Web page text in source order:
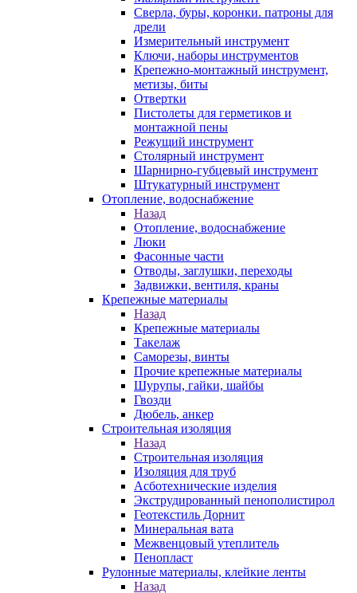
Сверла, буры, коронки. патроны для
дрели
Измерительный инструмент
Ключи, наборы инструментов
Крепежно-монтажный инструмент,
метизы, биты
Отвертки
Пистолеты для герметиков и
монтажной пены
Режущий инструмент
Столярный инструмент
Шарнирно-губцевый инструмент
Штукатурный инструмент
Отопление, водоснабжение
Назад
Отопление, водоснабжение
Люки
Фасонные части
Отводы, заглушки, переходы
Задвижки, вентиля, краны
Крепежные материалы
Назад
Крепежные материалы
Такелаж
Саморезы, винты
Прочие крепежные материалы
Шурупы, гайки, шайбы
Гвозди
Дюбель, анкер
Строительная изоляция
Назад
Строительная изоляция
Изоляция для труб
Асботехнические изделия
Экструдированный пенополистирол
Геотекстиль Дорнит
Минеральная вата
Межвенцовый утеплитель
Пенопласт
Рулонные материалы, клейкие ленты
Назад